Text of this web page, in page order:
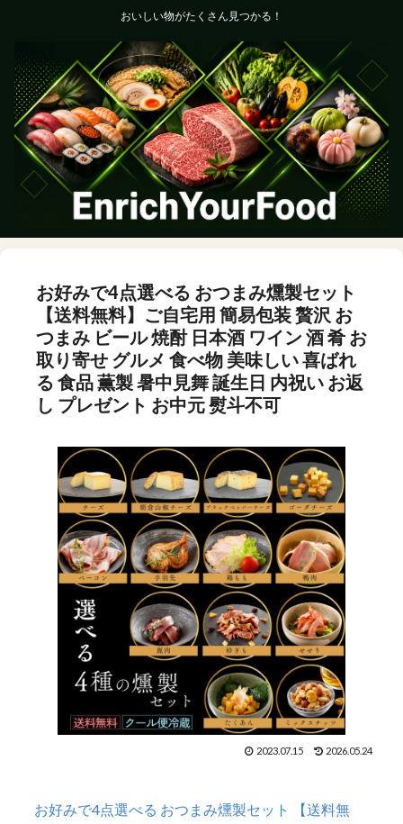
おいしい物がたくさん見つかる！
お好みで4点選べる おつまみ燻製セット
【送料無料】ご自宅用 簡易包装 贅沢 お
つまみ ビール 焼酎 日本酒 ワイン 酒 肴 お
取り寄せ グルメ 食べ物 美味しい 喜ばれ
る 食品 薫製 暑中見舞 誕生日 内祝い お返
し プレゼント お中元 熨斗不可
2023.07.15 2026.05.24
お好みで4点選べる おつまみ燻製セット 【送料無